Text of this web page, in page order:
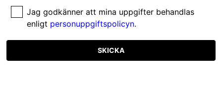
Jag godkänner att mina uppgifter behandlas
enligt personuppgiftspolicyn.
SKICKA